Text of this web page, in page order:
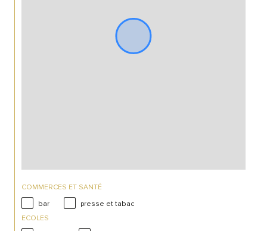
COMMERCES ET SANTÉ
bar
presse et tabac
ECOLES